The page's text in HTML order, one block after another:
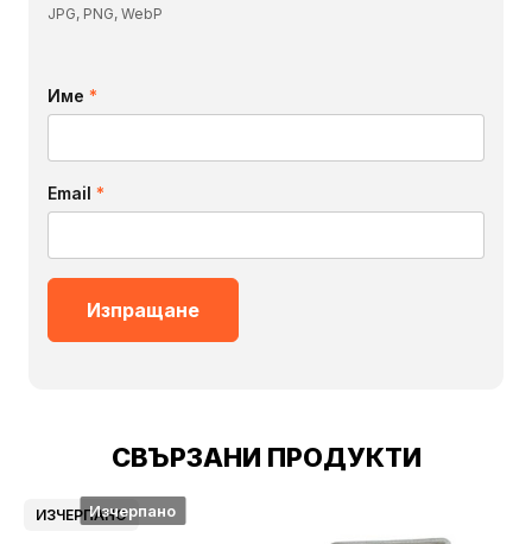
JPG, PNG, WebP
Име *
Email *
СВЪРЗАНИ ПРОДУКТИ
ИЗЧЕРПАНОИзчерпано